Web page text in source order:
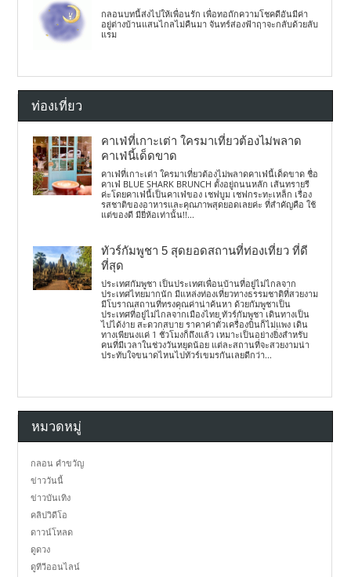
กลอนบทนี้ส่งไปให้เพื่อนรัก เพื่อทอถักความโชคดีอันมีค่า
อยู่ต่างบ้านแสนไกลไม่คืนมา จันทร์ส่องฟ้าฤาจะกลับด้วยลับ
แรม
ท่องเที่ยว
คาเฟ่ที่เกาะเต่า ใครมาเที่ยวต้องไม่พลาด
คาเฟ่นี้เด็ดขาด
คาเฟ่ที่เกาะเต่า ใครมาเที่ยวต้องไม่พลาดคาเฟ่นี้เด็ดขาด ชื่อ
คาเฟ่ BLUE SHARK BRUNCH ตั้งอยู่ถนนหลัก เส้นทรายรี
ค่ะโดยคาเฟ่นี้เป็นคาเฟ่ของ เชฟบูม เชฟกระทะเหล็ก เรื่อง
รสชาติของอาหารและคุณภาพสุดยอดเลยค่ะ ที่สำคัญคือ ใช้
แต่ของดี มียี่ห้อเท่านั้น!!...
ทัวร์กัมพูชา 5 สุดยอดสถานที่ท่องเที่ยว ที่ดี
ที่สุด
ประเทศกัมพูชา เป็นประเทศเพื่อนบ้านที่อยู่ไม่ไกลจาก
ประเทศไทยมากนัก มีแหล่งท่องเที่ยวทางธรรมชาติที่สวยงาม
มีโบราณสถานที่ทรงคุณค่าน่าค้นหา ด้วยกัมพูชาเป็น
ประเทศที่อยู่ไม่ไกลจากเมืองไทย ทัวร์กัมพูชา เดินทางเป็น
ไปได้ง่าย สะดวกสบาย ราคาค่าตั๋วเครื่องบินก็ไม่แพง เดิน
ทางเพียนงแค่ 1 ชั่วโมงก็ถึงแล้ว เหมาะเป็นอย่างยิ่งสำหรับ
คนที่มีเวลาในช่วงวันหยุดน้อย แต่ละสถานที่จะสวยงามน่า
ประทับใจขนาดไหนไปทัวร์เขมรกันเลยดีกว่า...
หมวดหมู่
กลอน คำขวัญ
ข่าววันนี้
ข่าวบันเทิง
คลิปวิดีโอ
ดาวน์โหลด
ดูดวง
ดูทีวีออนไลน์